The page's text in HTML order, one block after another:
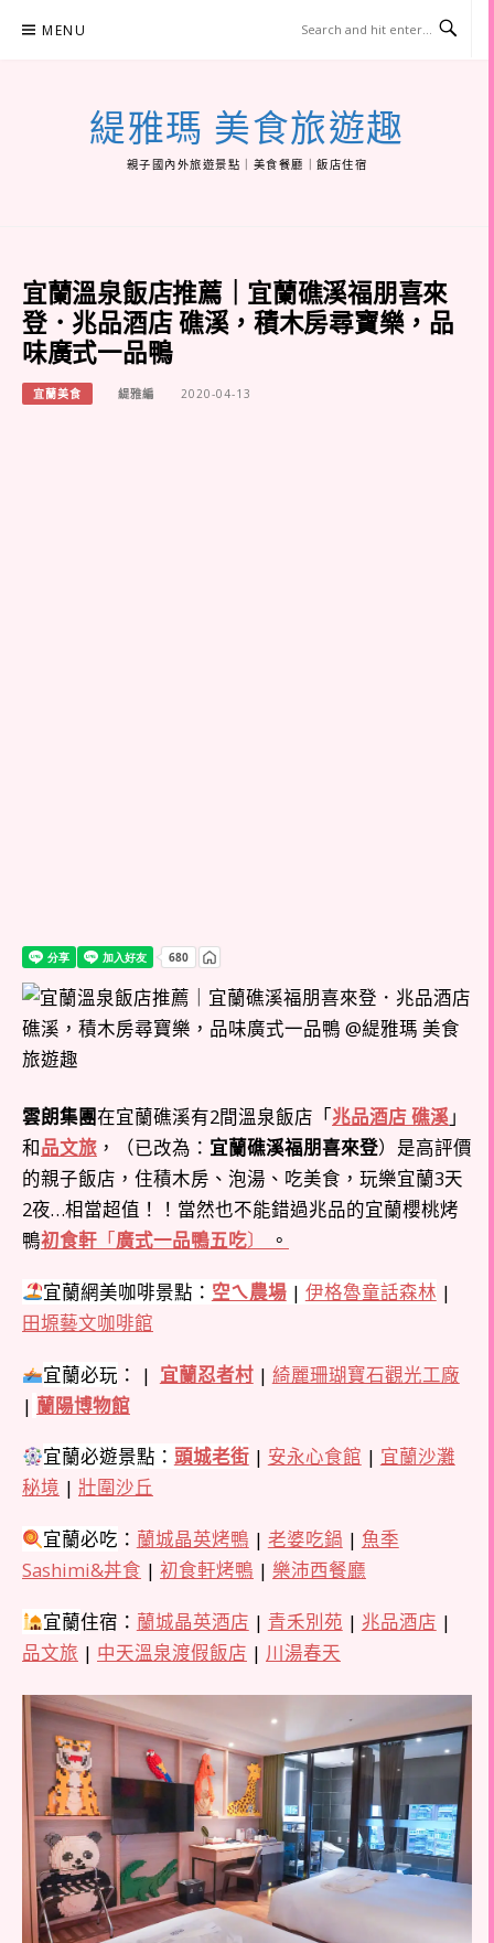
MENU
緹雅瑪 美食旅遊趣
親子國內外旅遊景點｜美食餐廳｜飯店住宿
宜蘭溫泉飯店推薦｜宜蘭礁溪福朋喜來
登．兆品酒店 礁溪，積木房尋寶樂，品
味廣式一品鴨
宜蘭美食 緹雅編 2020-04-13
雲朗集團在宜蘭礁溪有2間溫泉飯店「兆品酒店 礁溪」
和品文旅 ，（已改為： 宜蘭礁溪福朋喜來登）是高評價
的親子飯店，住積木房、泡湯、吃美食，玩樂宜蘭3天
2夜…相當超值！！當然也不能錯過兆品的宜蘭櫻桃烤
鴨初食軒 「廣式一品鴨五吃〕 。
宜蘭網美咖啡景點： 空ㄟ農場| 伊格魯童話森林 |
田塬藝文咖啡館
宜蘭必玩 ： | 宜蘭忍者村| 綺麗珊瑚寶石觀光工廠
| 蘭陽博物館
宜蘭必遊景點： 頭城老街| 安永心食館 | 宜蘭沙灘
秘境 | 壯圍沙丘
宜蘭必吃 ： 蘭城晶英烤鴨 | 老婆吃鍋 | 魚季
Sashimi&丼食 | 初食軒烤鴨 | 樂沛西餐廳
宜蘭住宿： 蘭城晶英酒店 | 青禾別苑 | 兆品酒店 |
品文旅 | 中天溫泉渡假飯店 | 川湯春天